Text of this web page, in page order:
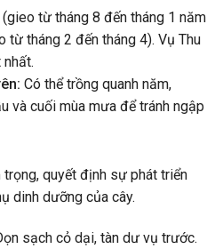
từ tháng 8 đến tháng 1 năm
từ tháng 2 đến tháng 4). Vụ Thu
Có thể trồng quanh năm,
và cuối mùa mưa để tránh ngập
quyết định sự phát triển
dinh dưỡng của cây.
sạch cỏ dại, tàn dư vụ trước.